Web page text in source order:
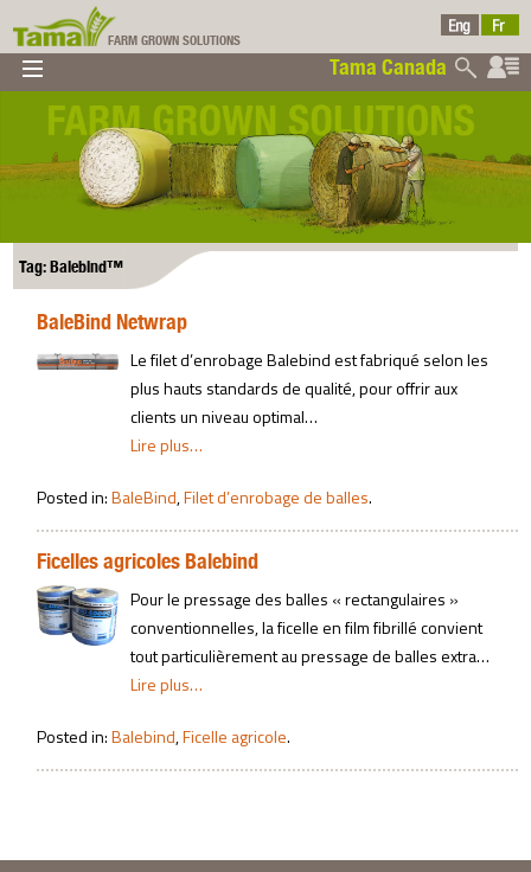
Tama Canada
Ltd
FARM GROWN SOLUTIONS
Tama Canada
▼
▼
▼
Tag: Balebind™
BaleBind Netwrap
Le filet d’enrobage Balebind est fabriqué selon les
plus hauts standards de qualité, pour offrir aux
clients un niveau optimal…
Lire plus…
Posted in:BaleBind,Filet d’enrobage de balles.
Ficelles agricoles Balebind
Pour le pressage des balles « rectangulaires »
conventionnelles, la ficelle en film fibrillé convient
tout particulièrement au pressage de balles extra…
Lire plus…
Posted in:Balebind,Ficelle agricole.